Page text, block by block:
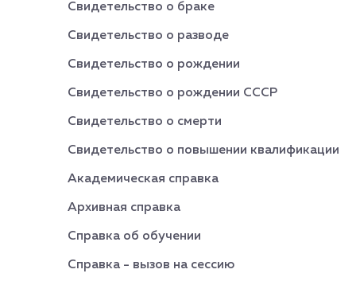
Свидетельство о браке
Свидетельство о разводе
Свидетельство о рождении
Свидетельство о рождении СССР
Свидетельство о смерти
Свидетельство о повышении квалификации
Академическая справка
Архивная справка
Справка об обучении
Справка - вызов на сессию